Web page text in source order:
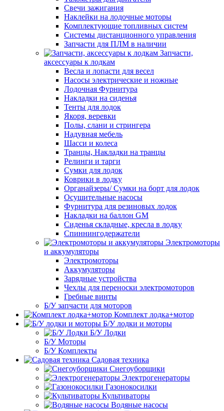
Свечи зажигания
Наклейки на лодочные моторы
Комплектующие топливных систем
Системы дистанционного управления
Запчасти для ПЛМ в наличии
Запчасти,
аксессуары к лодкам
Весла и лопасти для весел
Насосы электрические и ножные
Лодочная Фурнитура
Накладки на сиденья
Тенты для лодок
Якоря, веревки
Полы, слани и стрингера
Надувная мебель
Шасси и колеса
Транцы, Накладки на транцы
Релинги и тарги
Сумки для лодок
Коврики в лодку
Органайзеры/ Сумки на борт для лодок
Осушительные насосы
Фурнитура для резиновых лодок
Накладки на баллон GM
Сиденья складные, кресла в лодку
Спиннингодержатели
Электромоторы
и аккумуляторы
Электромоторы
Аккумуляторы
Зарядные устройства
Чехлы для переноски электромоторов
Гребные винты
Б/У запчасти для моторов
Комплект лодка+мотор
Б/У лодки и моторы
Б/У Лодки
Б/У Моторы
Б/У Комплекты
Садовая техника
Снегоуборщики
Электрогенераторы
Газонокосилки
Культиваторы
Водяные насосы